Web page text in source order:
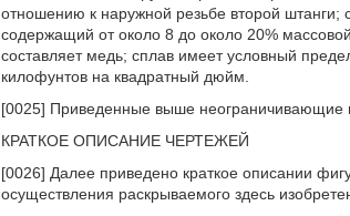
отношению к наружной резьбе второй штанги;
содержащий от около 8 до около 20%
составляет медь; сплав имеет условный
килофунтов на квадратный дюйм.
[0025] Приведенные выше неограничивающие
КРАТКОЕ ОПИСАНИЕ ЧЕРТЕЖЕЙ
[0026] Далее приведено краткое описании
осуществления раскрываемого здесь